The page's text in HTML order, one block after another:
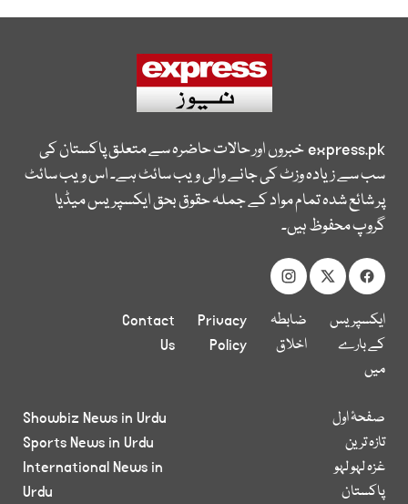
express.pkخبروں اور حالات حاضرہ سے متعلق پاکستان کی
سب سے زیادہ وزٹ کی جانے والی ویب سائٹ ہے۔ اس ویب سائٹ
پر شائع شدہ تمام مواد کے جملہ حقوق بحق ایکسپریس میڈیا
گروپ محفوظ ہیں۔
ایکسپریس
کے بارے
میں
ضابطہ
اخلاق
Privacy
Policy
Contact
Us
صفحۂ اول
تازہ ترین
غزہ لہو لہو
پاکستان
Showbiz News in Urdu
Sports News in Urdu
International News in
Urdu